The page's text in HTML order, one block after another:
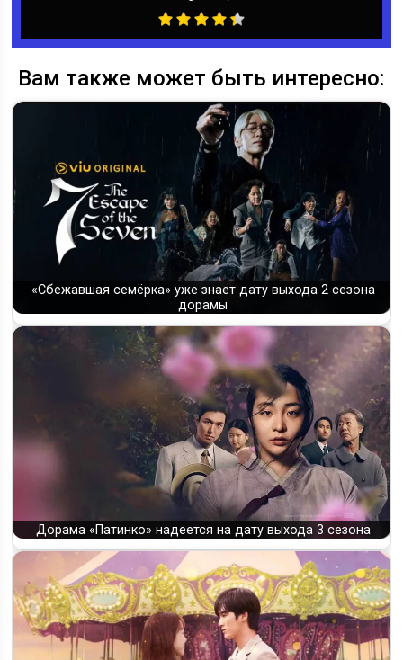
Вам также может быть интересно:
«Сбежавшая семёрка» уже знает дату выхода 2 сезона
дорамы
Дорама «Патинко» надеется на дату выхода 3 сезона